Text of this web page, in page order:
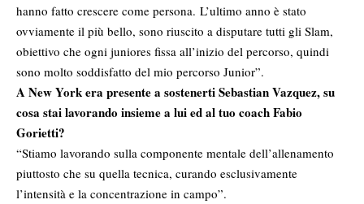
hanno fatto crescere come persona. L’ultimo anno è stato
ovviamente il più bello, sono riuscito a disputare tutti gli Slam,
obiettivo che ogni juniores fissa all’inizio del percorso, quindi
sono molto soddisfatto del mio percorso Junior”.
A New York era presente a sostenerti Sebastian Vazquez, su
cosa stai lavorando insieme a lui ed al tuo coach Fabio
Gorietti?
“Stiamo lavorando sulla componente mentale dell’allenamento
piuttosto che su quella tecnica, curando esclusivamente
l’intensità e la concentrazione in campo”.